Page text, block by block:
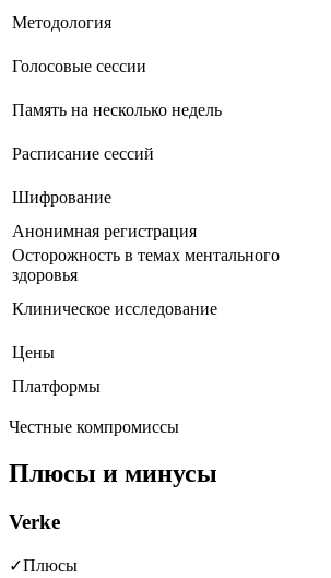
Методология
Голосовые сессии
Память на несколько недель
Расписание сессий
Шифрование
Анонимная регистрация
Осторожность в темах ментального
здоровья
Клиническое исследование
Цены
Платформы
Честные компромиссы
Плюсы и минусы
Verke
✓Плюсы